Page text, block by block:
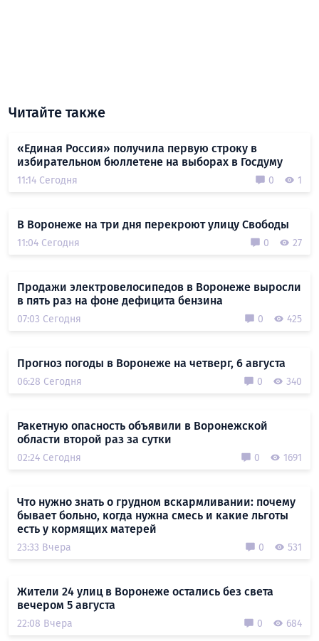
Читайте также
«Единая Россия» получила первую строку в
избирательном бюллетене на выборах в Госдуму
11:14 Сегодня 0 1
В Воронеже на три дня перекроют улицу Свободы
11:04 Сегодня 0 27
Продажи электровелосипедов в Воронеже выросли
в пять раз на фоне дефицита бензина
07:03 Сегодня 0 425
Прогноз погоды в Воронеже на четверг, 6 августа
06:28 Сегодня 0 340
Ракетную опасность объявили в Воронежской
области второй раз за сутки
02:24 Сегодня 0 1691
Что нужно знать о грудном вскармливании: почему
бывает больно, когда нужна смесь и какие льготы
есть у кормящих матерей
23:33 Вчера 0 531
Жители 24 улиц в Воронеже остались без света
вечером 5 августа
22:08 Вчера 0 684